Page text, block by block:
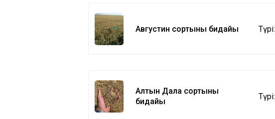
Августин сортының бидайы Түрі:
Алтын Дала сортының
бидайы
Түрі: